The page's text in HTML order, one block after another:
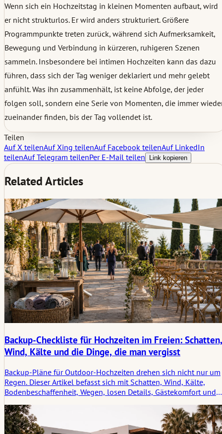
Wenn sich ein Hochzeitstag in kleinen Momenten aufbaut, wird
er nicht strukturlos. Er wird anders strukturiert. Größere
Programmpunkte treten zurück, während sich Aufmerksamkeit,
Bewegung und Verbindung in kürzeren, ruhigeren Szenen
sammeln. Insbesondere bei intimen Hochzeiten kann das dazu
führen, dass sich der Tag weniger deklariert und mehr gelebt
anfühlt. Was ihn zusammenhält, ist keine Abfolge, der jeder
folgen soll, sondern eine Serie von Momenten, die immer
zueinander finden, bis der Tag vollendet ist.
Teilen
Auf X teilenAuf Xing teilenAuf Facebook teilenAuf LinkedIn
teilenAuf Telegram teilenPer E-Mail teilen Link kopieren
Related Articles
Backup-Checkliste für Hochzeiten im Freien: Schatten,
Wind, Kälte und die Dinge, die man vergisst
Backup-Pläne für Outdoor-Hochzeiten drehen sich nicht nur um
Regen. Dieser Artikel befasst sich mit Schatten, Wind, Kälte,
Bodenbeschaffenheit, Wegen, losen Details, Gästekomfort und
Erinnerung bleibt.